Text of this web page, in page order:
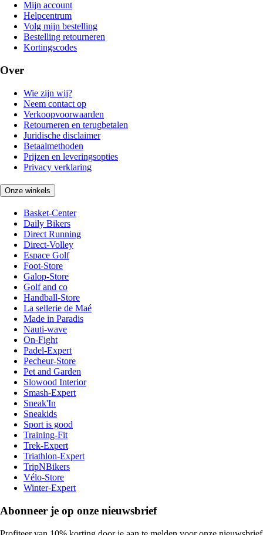
Mijn account
Helpcentrum
Volg mijn bestelling
Bestelling retourneren
Kortingscodes
Over
Wie zijn wij?
Neem contact op
Verkoopvoorwaarden
Retourneren en terugbetalen
Juridische disclaimer
Betaalmethoden
Prijzen en leveringsopties
Privacy verklaring
Onze winkels
Basket-Center
Daily Bikers
Direct Running
Direct-Volley
Espace Golf
Foot-Store
Galop-Store
Golf and co
Handball-Store
La sellerie de Maé
Made in Paradis
Nauti-wave
On-Fight
Padel-Expert
Pecheur-Store
Pet and Garden
Slowood Interior
Smash-Expert
Sneak'In
Sneakids
Sport is good
Training-Fit
Trek-Expert
Triathlon-Expert
TripNBikers
Vélo-Store
Winter-Expert
Abonneer je op onze nieuwsbrief